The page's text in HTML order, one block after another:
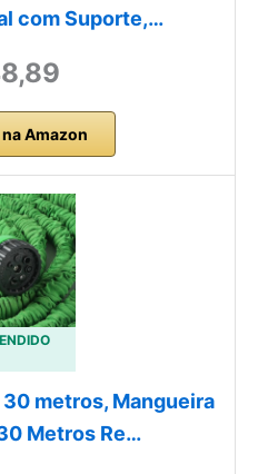
com Suporte,…
Amazon
metros, Mangueira
Metros Re…